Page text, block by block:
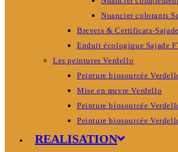
Nuancier colorants
Brevets & Certificats-Sajade
Enduit écologique Sajade
Les peintures Verdello
Peinture biosourcée
Mise en œuvre Verdello
Peinture biosourcée
Peinture biosourcée
REALISATION